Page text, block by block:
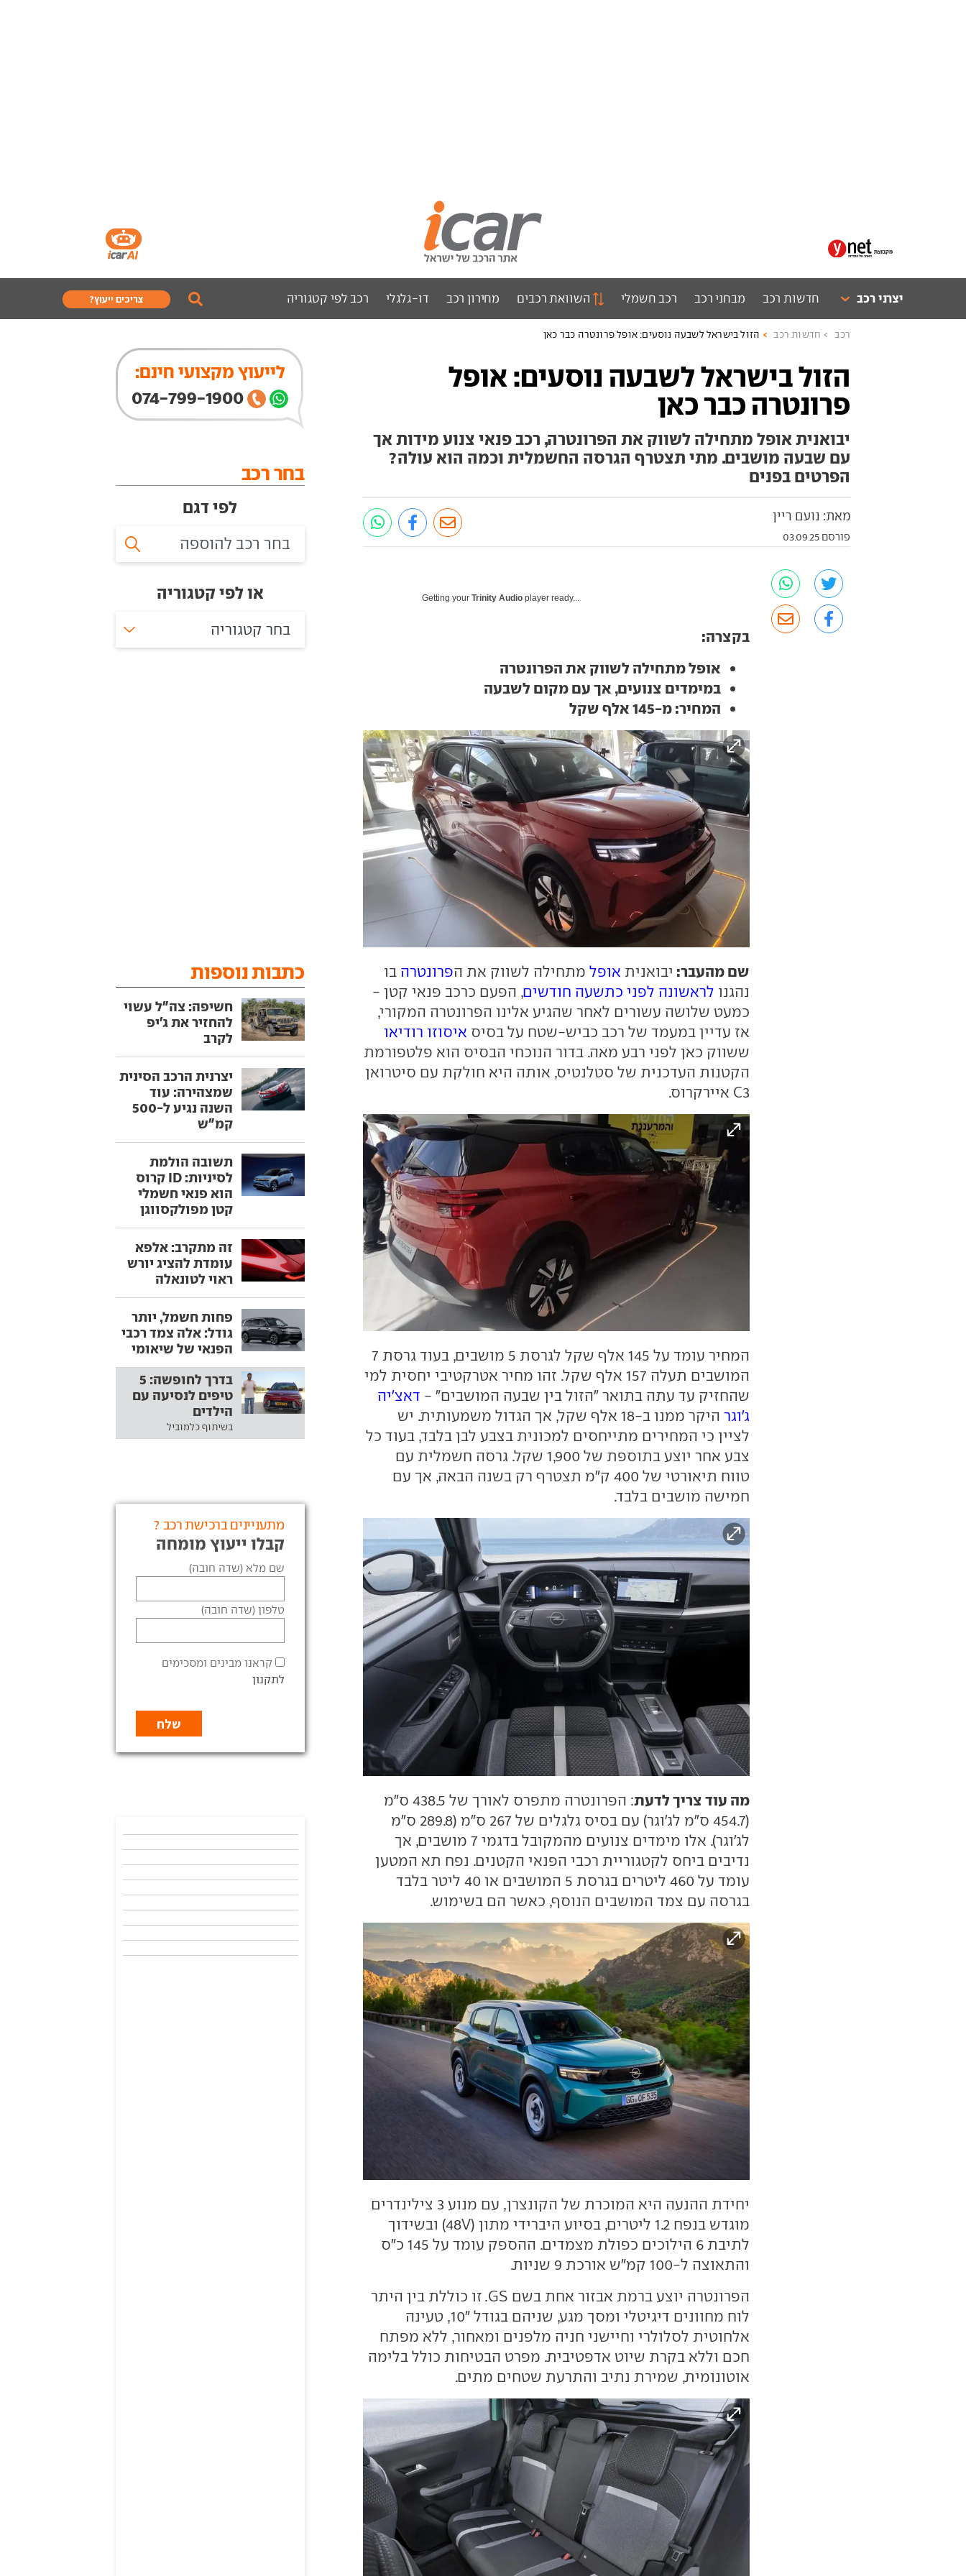
יצרני רכב חדשות רכב מבחני רכב רכב חשמלי השוואת רכבים מחירון רכב דו-גלגלי רכב לפי קטגוריה צריכים ייעוץ?
רכב חדשות רכב הזול בישראל לשבעה נוסעים: אופל פרונטרה כבר כאן
הזול בישראל לשבעה נוסעים: אופל
פרונטרה כבר כאן
יבואנית אופל מתחילה לשווק את הפרונטרה, רכב פנאי צנוע מידות אך
עם שבעה מושבים. מתי תצטרף הגרסה החשמלית וכמה הוא עולה?
הפרטים בפנים
מאת: נועם ריין
פורסם 03.09.25
Getting yourTrinity Audio player ready...
בקצרה:
אופל מתחילה לשווק את הפרונטרה
במימדים צנועים, אך עם מקום לשבעה
המחיר: מ-145 אלף שקל
שם מהעבר: יבואנית אופל מתחילה לשווק את הפרונטרה בו
נהגנו לראשונה לפני כתשעה חודשים, הפעם כרכב פנאי קטן -
כמעט שלושה עשורים לאחר שהגיע אלינו הפרונטרה המקורי,
אז עדיין במעמד של רכב כביש-שטח על בסיס איסוזו רודיאו
ששווק כאן לפני רבע מאה. בדור הנוכחי הבסיס הוא פלטפורמת
הקטנות העדכנית של סטלנטיס, אותה היא חולקת עם סיטרואן
C3 איירקרוס.
המחיר עומד על 145 אלף שקל לגרסת 5 מושבים, בעוד גרסת 7
המושבים תעלה 157 אלף שקל. זהו מחיר אטרקטיבי יחסית למי
שהחזיק עד עתה בתואר "הזול בין שבעה המושבים" - דאצ'יה
ג'וגר
היקר ממנו ב-18 אלף שקל, אך הגדול משמעותית. יש
לציין כי המחירים מתייחסים למכונית בצבע לבן בלבד, בעוד כל
צבע אחר יוצע בתוספת של 1,900 שקל. גרסה חשמלית עם
טווח תיאורטי של 400 ק"מ תצטרף רק בשנה הבאה, אך עם
חמישה מושבים בלבד.
מה עוד צריך לדעת
: הפרונטרה מתפרס לאורך של 438.5 ס"מ
(454.7 ס"מ לג'וגר) עם בסיס גלגלים של 267 ס"מ (289.8 ס"מ
לג'וגר). אלו מימדים צנועים מהמקובל בדגמי 7 מושבים, אך
נדיבים ביחס לקטגוריית רכבי הפנאי הקטנים. נפח תא המטען
עומד על 460 ליטרים בגרסת 5 המושבים או 40 ליטר בלבד
בגרסה עם צמד המושבים הנוסף, כאשר הם בשימוש.
יחידת ההנעה היא המוכרת של הקונצרן, עם מנוע 3 צילינדרים
מוגדש בנפח 1.2 ליטרים, בסיוע היברידי מתון (48V) ובשידוך
לתיבת 6 הילוכים כפולת מצמדים. ההספק עומד על 145 כ"ס
והתאוצה ל-100 קמ"ש אורכת 9 שניות.
הפרונטרה יוצע ברמת אבזור אחת בשם GS. זו כוללת בין היתר
לוח מחוונים דיגיטלי ומסך מגע, שניהם בגודל "10, טעינה
אלחוטית לסלולרי וחיישני חניה מלפנים ומאחור, ללא מפתח
חכם וללא בקרת שיוט אדפטיבית. מפרט הבטיחות כולל בלימה
אוטונומית, שמירת נתיב והתרעת שטחים מתים.
לייעוץ מקצועי חינם:
074-799-1900
בחר רכב
לפי דגם
או לפי קטגוריה
בחר קטגוריה
כתבות נוספות
חשיפה: צה"ל עשוי
להחזיר את ג'יפ
לקרב
יצרנית הרכב הסינית
שמצהירה: עוד
השנה נגיע ל-500
קמ"ש
תשובה הולמת
לסיניות: ID קרוס
הוא פנאי חשמלי
קטן מפולקסווגן
זה מתקרב: אלפא
עומדת להציג יורש
ראוי לטונאלה
פחות חשמל, יותר
גודל: אלה צמד רכבי
הפנאי של שיאומי
בדרך לחופשה: 5
טיפים לנסיעה עם
הילדים
בשיתוף כלמוביל
מתעניינים ברכישת רכב ?
קבלו ייעוץ מומחה
שם מלא (שדה חובה)
טלפון (שדה חובה)
קראנו מבינים ומסכימים
לתקנון